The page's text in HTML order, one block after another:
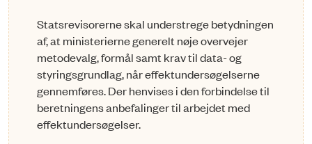
Statsrevisorerne skal understrege betydningen
af, at ministerierne generelt nøje overvejer
metodevalg, formål samt krav til data- og
styrings­grund­lag, når effektundersøgelserne
gennemføres. Der henvises i den forbindelse til
beretningens anbefalinger til arbejdet med
effektundersøgelser.